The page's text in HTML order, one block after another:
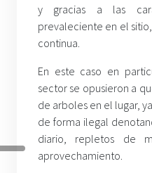
y gracias a las
prevaleciente en el
continua.
En este caso en
sector se opusieron a
de arboles en el lugar,
de forma ilegal
diario, repletos de
aprovechamiento.